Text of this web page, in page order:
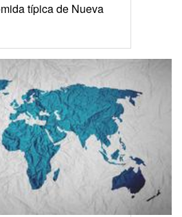
típica de Nueva